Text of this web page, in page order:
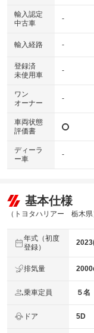
輸入認定
中古車
-
輸入経路 -
登録済
未使用車
-
ワン
オーナー
-
車両状態
評価書
ディーラ
ー車
-
基本仕様
（トヨタハリアー 栃木県
年式（初度
登録）
排気量
乗車定員 ５名
ドア 5D